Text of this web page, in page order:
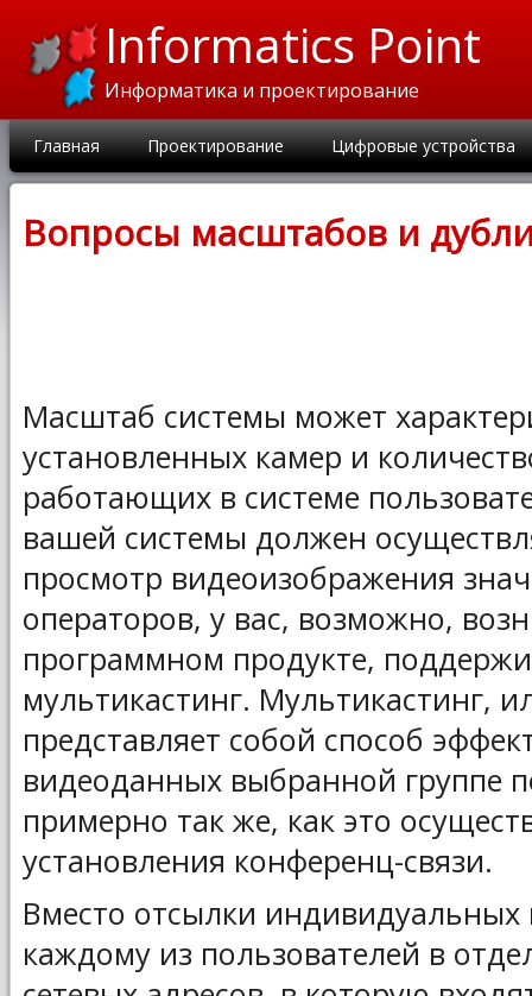
Informatics Point
Информатика и проектирование
Главная Проектирование Цифровые устройства
Вопросы масштабов и
Масштаб системы может
установленных камер и
работающих в системе
вашей системы должен
просмотр видеоизображения
операторов, у вас, возможно,
программном продукте,
мультикастинг. Мультикастинг,
представляет собой способ
видеоданных выбранной группе
примерно так же, как это
установления конференц-связи.
Вместо отсылки индивидуальных
каждому из пользователей в